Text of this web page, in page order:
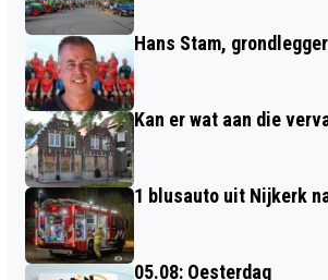
Hans Stam,
Kan er wat aan die
1 blusauto uit Nijkerk
05.08: Oesterdag